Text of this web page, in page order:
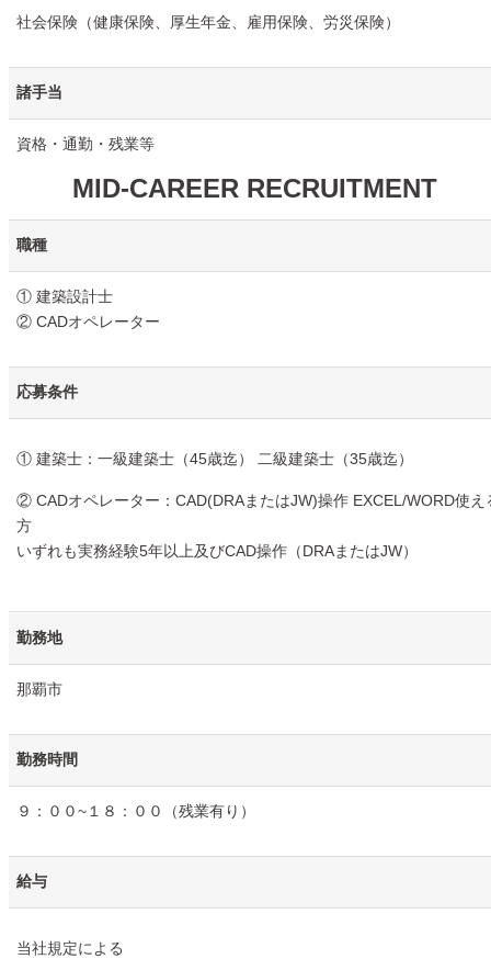
社会保険（健康保険、厚生年金、雇用保険、労災保険）
諸手当
資格・通勤・残業等
MID-CAREER RECRUITMENT
職種
① 建築設計士
② CADオペレーター
応募条件
① 建築士：一級建築士（45歳迄） 二級建築士（35歳迄）
② CADオペレーター：CAD(DRAまたはJW)操作 EXCEL/WORD使え
方
いずれも実務経験5年以上及びCAD操作（DRAまたはJW）
勤務地
那覇市
勤務時間
９：００~１８：００（残業有り）
給与
当社規定による